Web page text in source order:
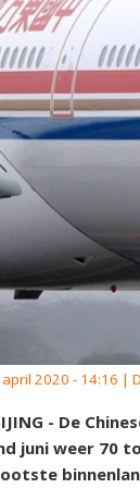
2020 - 14:16 |
- De
juni weer 70